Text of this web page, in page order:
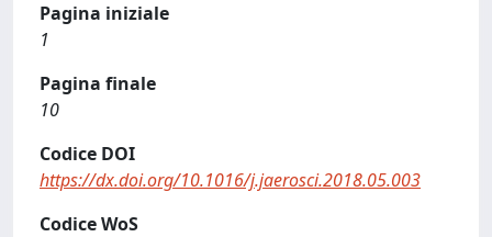
Pagina iniziale
1
Pagina finale
10
Codice DOI
https://dx.doi.org/10.1016/j.jaerosci.2018.05.003
Codice WoS